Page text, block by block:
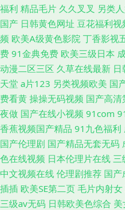
福利 精品毛片 久久叉叉 另类
国产 日韩黄色网址 豆花福利视
频 欧美A级黄色影院 丁香影视
费 91金典免费 欧美三级日本
动漫二区三区 久草在线最新
天堂 a片123 另类视频欧美 国
费看黄 操操无码视频 国产高清
夜做 国产在线小视频 91com
香蕉视频国产精品 91九色福利
国产伦理剧 国产精品无套无码
色在线视频 日本伦理片在线 三
中文视频在线 伦理剧推荐 国产
插插 欧美SE第二页 毛片内射女
三级av无码 日韩欧美色综合 美